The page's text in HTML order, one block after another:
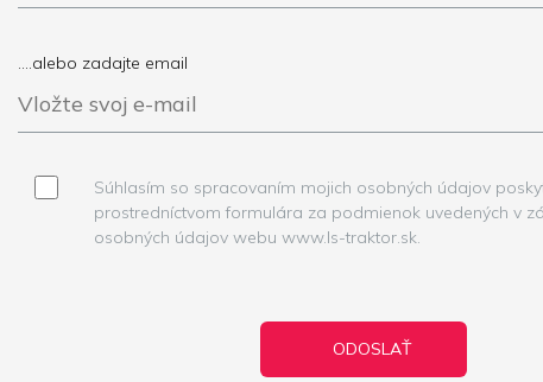
....alebo zadajte email
Súhlasím so spracovaním mojich osobných údajov
prostredníctvom formulára za podmienok uvedených v
osobných údajov webu www.ls-traktor.sk.